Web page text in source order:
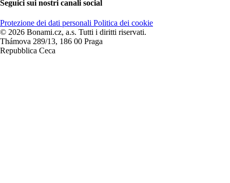
Seguici sui nostri canali social
Protezione dei dati personali Politica dei cookie
© 2026 Bonami.cz, a.s. Tutti i diritti riservati.
Thámova 289/13, 186 00 Praga
Repubblica Ceca